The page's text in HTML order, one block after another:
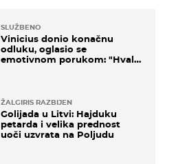
SLUŽBENO
Vinicius donio konačnu
odluku, oglasio se
emotivnom porukom: "Hvala
ŽALGIRIS RAZBIJEN
Golijada u Litvi: Hajduku
petarda i velika prednost
uoči uzvrata na Poljudu